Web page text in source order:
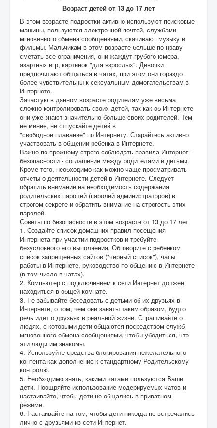
Возраст детей от 13 до 17 лет
В этом возрасте подростки активно используют поисковые
машины, пользуются электронной почтой, службами
мгновенного обмена сообщениями, скачивают музыку и
фильмы. Мальчикам в этом возрасте больше по нраву
сметать все ограничения, они жаждут грубого юмора,
азартных игр, картинок "для взрослых". Девочки
предпочитают общаться в чатах, при этом они гораздо
более чувствительны к сексуальным домогательствам в
Интернете.
Зачастую в данном возрасте родителям уже весьма
сложно контролировать своих детей, так как об Интернете
они уже знают значительно больше своих родителей. Тем
не менее, не отпускайте детей в
"свободное плавание" по Интернету. Старайтесь активно
участвовать в общении ребенка в Интернете.
Важно по-прежнему строго соблюдать правила Интернет-
безопасности - соглашение между родителями и детьми.
Кроме того, необходимо как можно чаще просматривать
отчеты о деятельности детей в Интернете. Следует
обратить внимание на необходимость содержания
родительских паролей (паролей администраторов) в
строгом секрете и обратить внимание на строгость этих
паролей.
Советы по безопасности в этом возрасте от 13 до 17 лет
1. Создайте список домашних правил посещения
Интернета при участии подростков и требуйте
безусловного его выполнения. Обговорите с ребенком
список запрещенных сайтов ("черный список"), часы
работы в Интернете, руководство по общению в Интернете
(в том числе в чатах).
2. Компьютер с подключением к сети Интернет должен
находиться в общей комнате.
3. Не забывайте беседовать с детьми об их друзьях в
Интернете, о том, чем они заняты таким образом, будто
речь идет о друзьях в реальной жизни. Спрашивайте о
людях, с которыми дети общаются посредством служб
мгновенного обмена сообщениями, чтобы убедиться, что
эти люди им знакомы.
4. Используйте средства блокирования нежелательного
контента как дополнение к стандартному Родительскому
контролю.
5. Необходимо знать, какими чатами пользуются Ваши
дети. Поощряйте использование модерируемых чатов и
настаивайте, чтобы дети не общались в приватном
режиме.
6. Настаивайте на том, чтобы дети никогда не встречались
лично с друзьями из сети Интернет.